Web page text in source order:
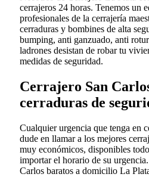
cerrajeros 24 horas. Tenemos un
profesionales de la cerrajería
cerraduras y bombines de alta
bumping, anti ganzuado, anti
ladrones desistan de robar tu
medidas de seguridad.
Cerrajero San
cerraduras de
Cualquier urgencia que tenga en
dude en llamar a los mejores
muy económicos, disponibles
importar el horario de su
Carlos baratos a domicilio La